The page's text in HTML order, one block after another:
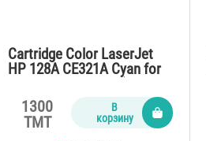
Cartridge Color LaserJet
HP 128A CE321A Cyan for
pages)
1300
TMT
В
корзину